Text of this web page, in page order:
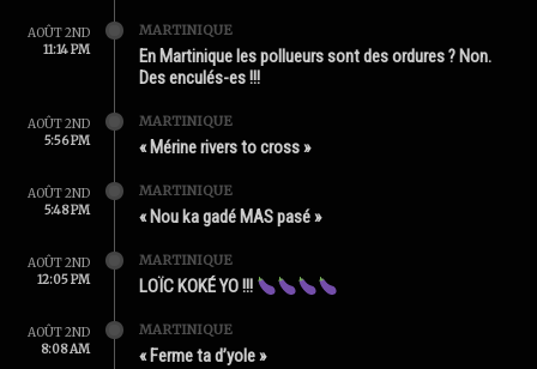
AOÛT 2ND
11:14 PM
MARTINIQUE
En Martinique les pollueurs sont des ordures ? Non.
Des enculés-es !!!
AOÛT 2ND
5:56 PM
MARTINIQUE
« Mérine rivers to cross »
AOÛT 2ND
5:48 PM
MARTINIQUE
« Nou ka gadé MAS pasé »
AOÛT 2ND
12:05 PM
MARTINIQUE
LOÏC KOKÉ YO !!!
AOÛT 2ND
8:08 AM
MARTINIQUE
« Ferme ta d’yole »